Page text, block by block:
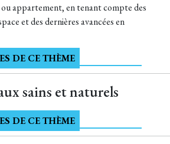
appartement, en tenant compte des
et des dernières avancées en
DE CE THÈME
sains et naturels
DE CE THÈME